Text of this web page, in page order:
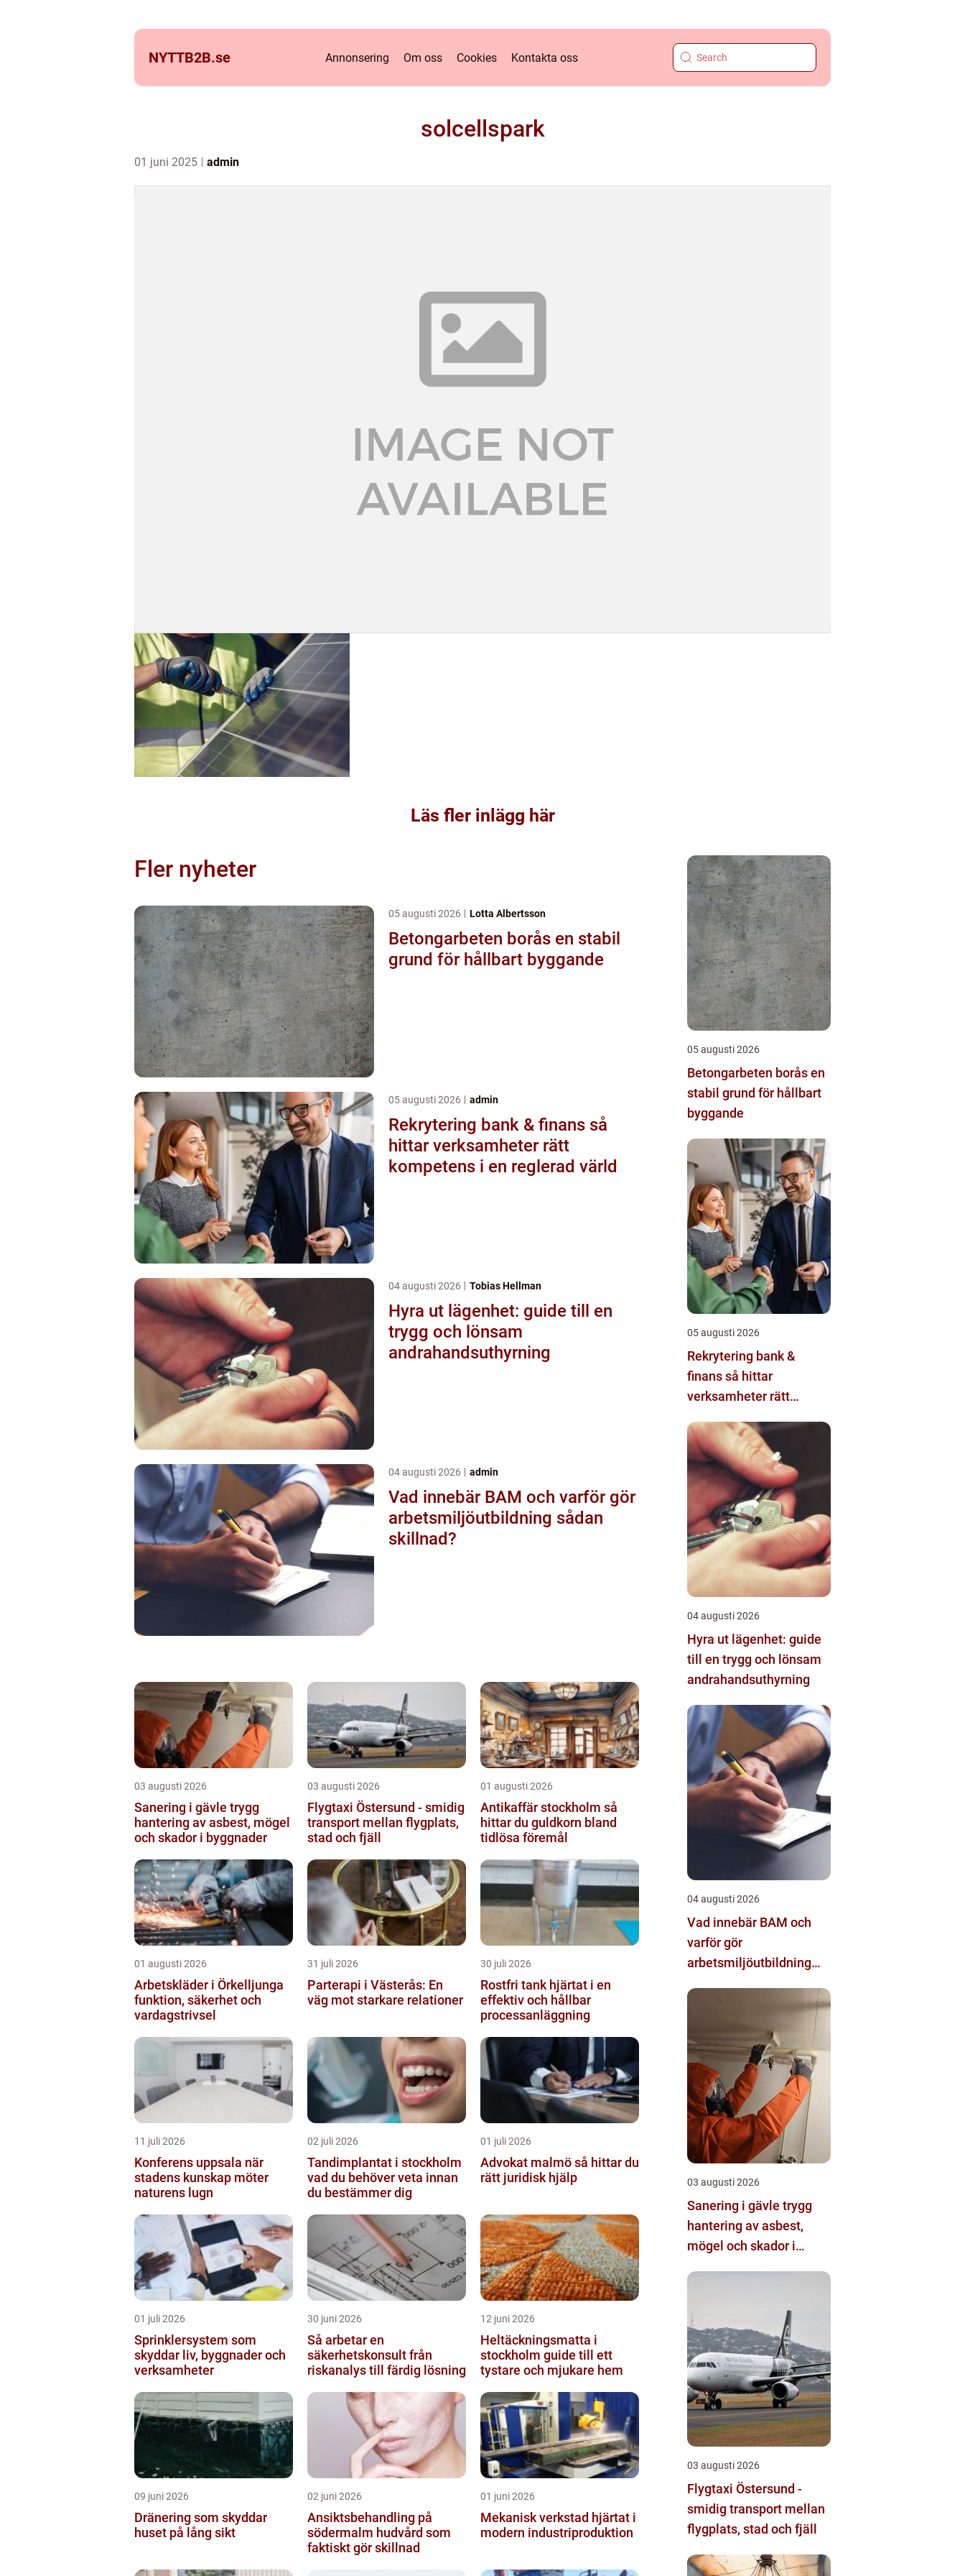
NYTTB2B.se Annonsering Om oss Cookies Kontakta oss
solcellspark
01 juni 2025 admin
Läs fler inlägg här
Fler nyheter
05 augusti 2026 Lotta Albertsson
Betongarbeten borås en stabil
grund för hållbart byggande
05 augusti 2026 admin
Rekrytering bank & finans så
hittar verksamheter rätt
kompetens i en reglerad värld
04 augusti 2026 Tobias Hellman
Hyra ut lägenhet: guide till en
trygg och lönsam
andrahandsuthyrning
04 augusti 2026 admin
Vad innebär BAM och varför gör
arbetsmiljöutbildning sådan
skillnad?
03 augusti 2026
Sanering i gävle trygg
hantering av asbest, mögel
och skador i byggnader
03 augusti 2026
Flygtaxi Östersund - smidig
transport mellan flygplats,
stad och fjäll
01 augusti 2026
Antikaffär stockholm så
hittar du guldkorn bland
tidlösa föremål
01 augusti 2026
Arbetskläder i Örkelljunga
funktion, säkerhet och
vardagstrivsel
31 juli 2026
Parterapi i Västerås: En
väg mot starkare relationer
30 juli 2026
Rostfri tank hjärtat i en
effektiv och hållbar
processanläggning
11 juli 2026
Konferens uppsala när
stadens kunskap möter
naturens lugn
02 juli 2026
Tandimplantat i stockholm
vad du behöver veta innan
du bestämmer dig
01 juli 2026
Advokat malmö så hittar du
rätt juridisk hjälp
01 juli 2026
Sprinklersystem som
skyddar liv, byggnader och
verksamheter
30 juni 2026
Så arbetar en
säkerhetskonsult från
riskanalys till färdig lösning
12 juni 2026
Heltäckningsmatta i
stockholm guide till ett
tystare och mjukare hem
09 juni 2026
Dränering som skyddar
huset på lång sikt
02 juni 2026
Ansiktsbehandling på
södermalm hudvård som
faktiskt gör skillnad
01 juni 2026
Mekanisk verkstad hjärtat i
modern industriproduktion
05 augusti 2026
Betongarbeten borås en
stabil grund för hållbart
byggande
05 augusti 2026
Rekrytering bank &
finans så hittar
verksamheter rätt
värld
04 augusti 2026
Hyra ut lägenhet: guide
till en trygg och lönsam
andrahandsuthyrning
04 augusti 2026
Vad innebär BAM och
varför gör
arbetsmiljöutbildning
03 augusti 2026
Sanering i gävle trygg
hantering av asbest,
mögel och skador i
03 augusti 2026
Flygtaxi Östersund -
smidig transport mellan
flygplats, stad och fjäll